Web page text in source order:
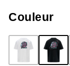
Couleur